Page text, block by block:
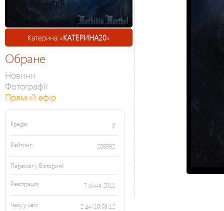
Катерина «КАТЕРИНА20»
Обране
Новини
Фотографії
Прямий ефір
Кредів: 3
Рейтинг: 208992
Перемог у Вікторині:
Реєстрація: 7 січня 2011
Часу у чаті: 2 дні 10:03:12